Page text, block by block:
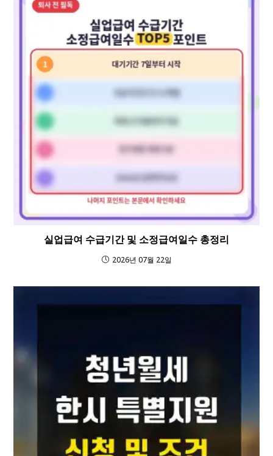
실업급여 수급기간 및 소정급여일수 총정리
2026년 07월 22일